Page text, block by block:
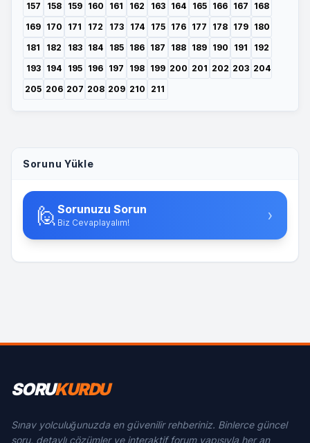
Sorunu Yükle
🙋 Sorunuzu Sorun
Biz Cevaplayalım! ›
157
158 159 160 161 162 163 164 165 166 167
168
169 170 171 172 173 174 175 176 177 178 179 180
181
182 183 184 185 186 187 188 189 190 191
192
193
194 195 196 197 198 199 200 201 202 203 204
205 206 207 208 209 210 211
SORUKURDU
Sınav yolculuğunuzda en güvenilir rehberiniz. Binlerce güncel
soru, detaylı çözümler ve interaktif forum yapısıyla her an